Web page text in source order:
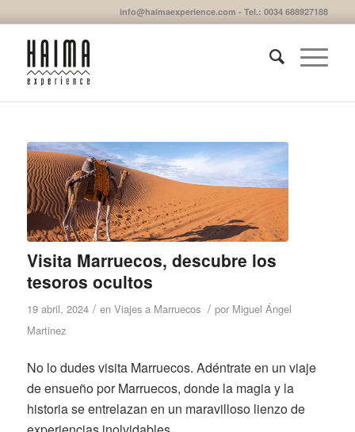
info@haimaexperience.com - Tel.: 0034 688927188
Visita Marruecos, descubre los
tesoros ocultos
19 abril, 2024 / en Viajes a Marruecos / por Miguel Ángel
Martinez
No lo dudes visita Marruecos. Adéntrate en un viaje
de ensueño por Marruecos, donde la magia y la
historia se entrelazan en un maravilloso lienzo de